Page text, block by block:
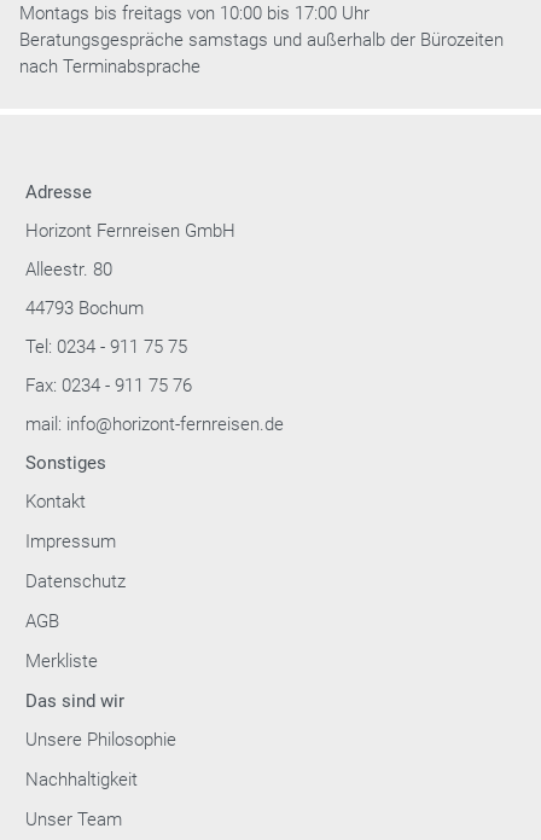
Montags bis freitags von 10:00 bis 17:00 Uhr
Beratungsgespräche samstags und außerhalb der Bürozeiten
nach Terminabsprache
Adresse
Horizont Fernreisen GmbH
Alleestr. 80
44793 Bochum
Tel: 0234 - 911 75 75
Fax: 0234 - 911 75 76
mail: info@horizont-fernreisen.de
Sonstiges
Kontakt
Impressum
Datenschutz
AGB
Merkliste
Das sind wir
Unsere Philosophie
Nachhaltigkeit
Unser Team